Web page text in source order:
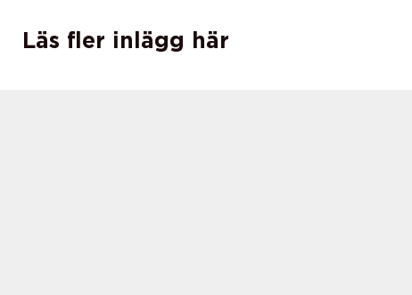
Läs fler inlägg här